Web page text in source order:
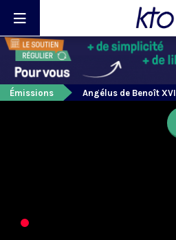
Émissions Angélus de Benoît XVI